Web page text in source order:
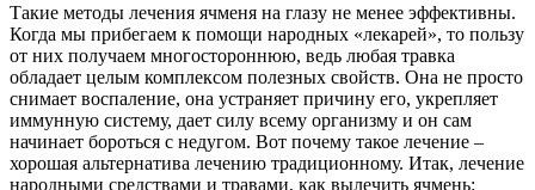
Такие методы лечения ячменя на глазу не менее эффективны.
Когда мы прибегаем к помощи народных «лекарей», то пользу
от них получаем многостороннюю, ведь любая травка
обладает целым комплексом полезных свойств. Она не просто
снимает воспаление, она устраняет причину его, укрепляет
иммунную систему, дает силу всему организму и он сам
начинает бороться с недугом. Вот почему такое лечение –
хорошая альтернатива лечению традиционному. Итак, лечение
народными средствами и травами, как вылечить ячмень: